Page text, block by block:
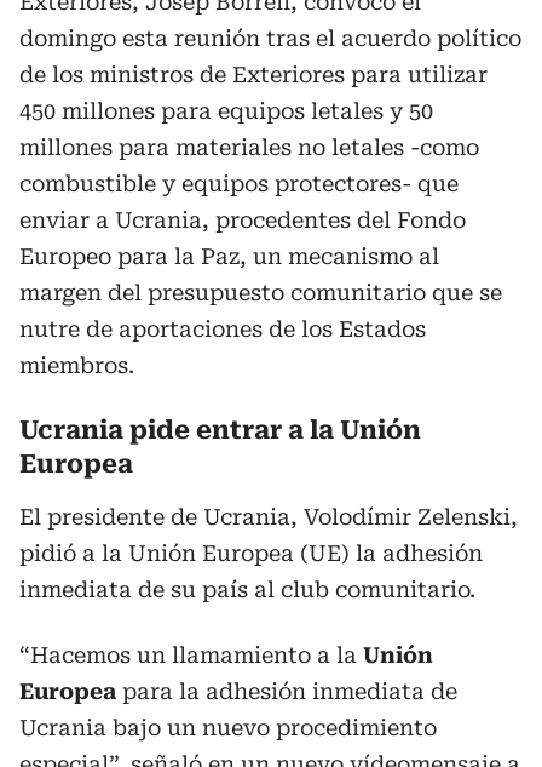
domingo esta reunión tras el acuerdo político
de los ministros de Exteriores para utilizar
450 millones para equipos letales y 50
millones para materiales no letales -como
combustible y equipos protectores- que
enviar a Ucrania, procedentes del Fondo
Europeo para la Paz, un mecanismo al
margen del presupuesto comunitario que se
nutre de aportaciones de los Estados
miembros.
Ucrania pide entrar a la Unión
Europea
El presidente de Ucrania, Volodímir Zelenski,
pidió a la Unión Europea (UE) la adhesión
inmediata de su país al club comunitario.
“Hacemos un llamamiento a la Unión
Europea para la adhesión inmediata de
Ucrania bajo un nuevo procedimiento